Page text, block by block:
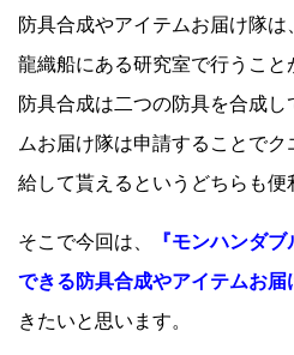
防具合成やアイテムお届け隊
龍織船にある研究室で行うこと
防具合成は二つの防具を合成
ムお届け隊は申請することで
給して貰えるというどちらも便
そこで今回は、
『モンハンダ
できる防具合成やアイテムお届
きたいと思います。